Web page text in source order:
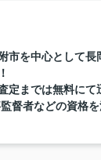
市を中心として
定までは無料にて
督者などの資格